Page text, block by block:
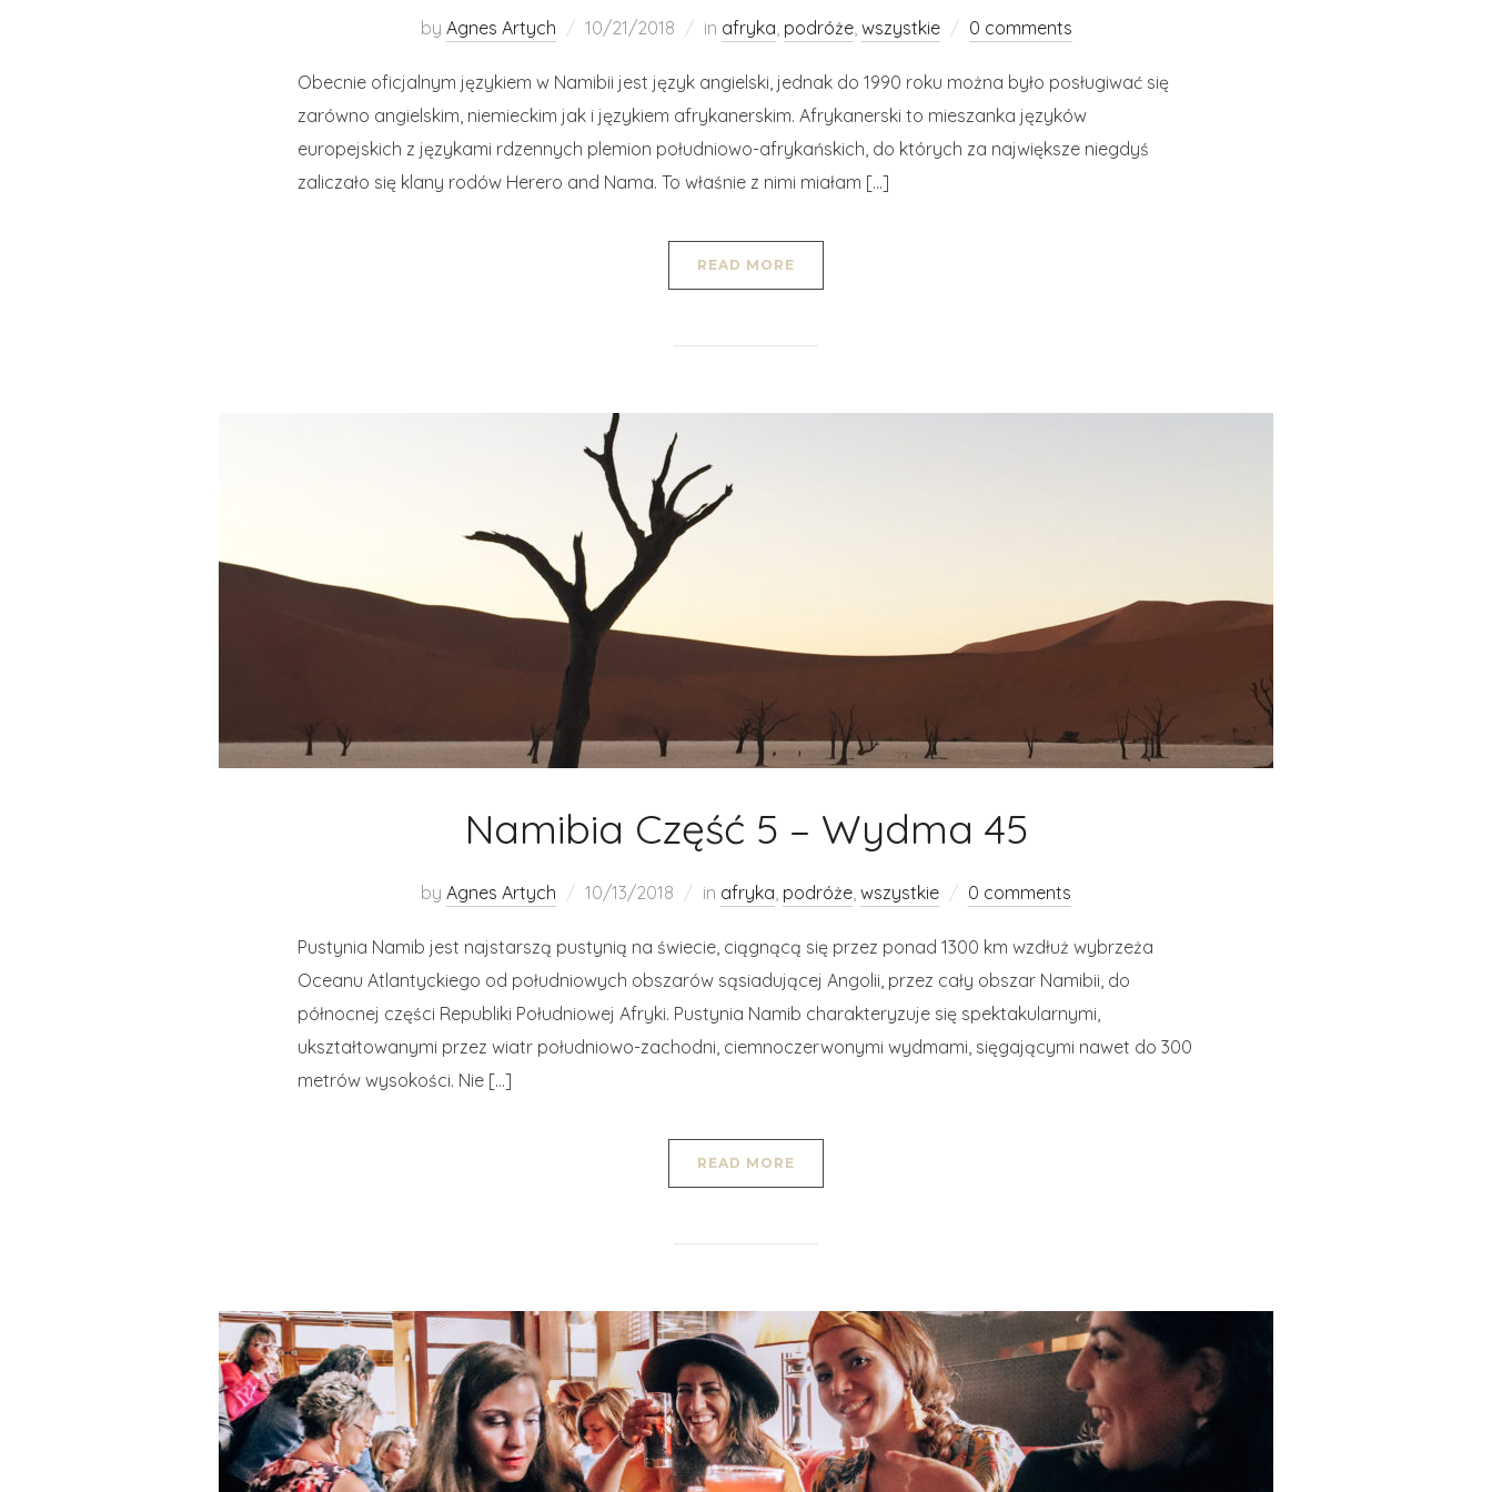
by Agnes Artych 10/21/2018 in afryka, podróże, wszystkie 0 comments
Obecnie oficjalnym językiem w Namibii jest język angielski, jednak do 1990 roku można było posługiwać się
zarówno angielskim, niemieckim jak i językiem afrykanerskim. Afrykanerski to mieszanka języków
europejskich z językami rdzennych plemion południowo-afrykańskich, do których za największe niegdyś
zaliczało się klany rodów Herero and Nama. To właśnie z nimi miałam […]
READ MORE
Namibia Część 5 – Wydma 45
by Agnes Artych 10/13/2018 in afryka, podróże, wszystkie 0 comments
Pustynia Namib jest najstarszą pustynią na świecie, ciągnącą się przez ponad 1300 km wzdłuż wybrzeża
Oceanu Atlantyckiego od południowych obszarów sąsiadującej Angolii, przez cały obszar Namibii, do
północnej części Republiki Południowej Afryki. Pustynia Namib charakteryzuje się spektakularnymi,
ukształtowanymi przez wiatr południowo-zachodni, ciemnoczerwonymi wydmami, sięgającymi nawet do 300
metrów wysokości. Nie […]
READ MORE